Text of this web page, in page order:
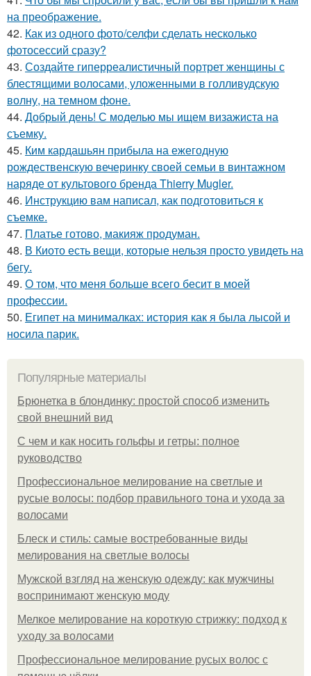
на преображение.
42. Как из одного фото/селфи сделать несколько
фотосессий сразу?
43. Создайте гиперреалистичный портрет женщины с
блестящими волосами, уложенными в голливудскую
волну, на темном фоне.
44. Добрый день! С моделью мы ищем визажиста на
съемку.
45. Ким кардашьян прибыла на ежегодную
рождественскую вечеринку своей семьи в винтажном
наряде от культового бренда Thierry Mugler.
46. Инструкцию вам написал, как подготовиться к
съемке.
47. Платье готово, макияж продуман.
48. В Киото есть вещи, которые нельзя просто увидеть на
бегу.
49. О том, что меня больше всего бесит в моей
профессии.
50. Египет на минималках: история как я была лысой и
носила парик.
Популярные материалы
Брюнетка в блондинку: простой способ изменить
свой внешний вид
С чем и как носить гольфы и гетры: полное
руководство
Профессиональное мелирование на светлые и
русые волосы: подбор правильного тона и ухода за
волосами
Блеск и стиль: самые востребованные виды
мелирования на светлые волосы
Мужской взгляд на женскую одежду: как мужчины
воспринимают женскую моду
Мелкое мелирование на короткую стрижку: подход к
уходу за волосами
Профессиональное мелирование русых волос с